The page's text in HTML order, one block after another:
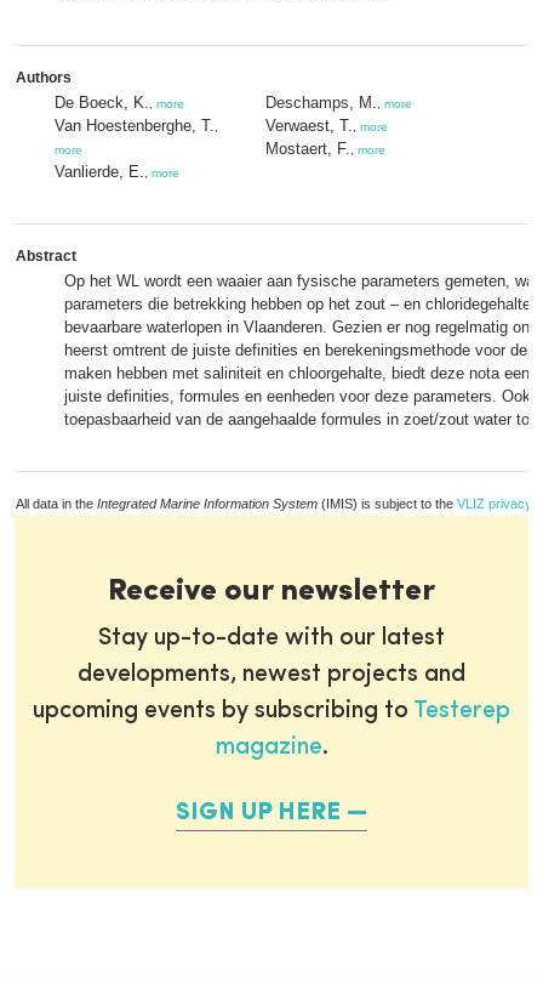
Authors
De Boeck, K. more
Van Hoestenberghe, T.
more
Vanlierde, E. more
Deschamps, M. more
Verwaest, T. more
Mostaert, F. more
Abstract
Op het WL wordt een waaier aan fysische parameters gemeten,
parameters die betrekking hebben op het zout – en chloridegehalte
bevaarbare waterlopen in Vlaanderen. Gezien er nog regelmatig
heerst omtrent de juiste definities en berekeningsmethode voor de
maken hebben met saliniteit en chloorgehalte, biedt deze nota een
juiste definities, formules en eenheden voor deze parameters. Ook
toepasbaarheid van de aangehaalde formules in zoet/zout water
All data in the Integrated Marine Information System (IMIS) is subject to the VLIZ privacy
Receive our newsletter
Stay up-to-date with our latest
developments, newest projects and
upcoming events by subscribing to Testerep
magazine.
SIGN UP HERE